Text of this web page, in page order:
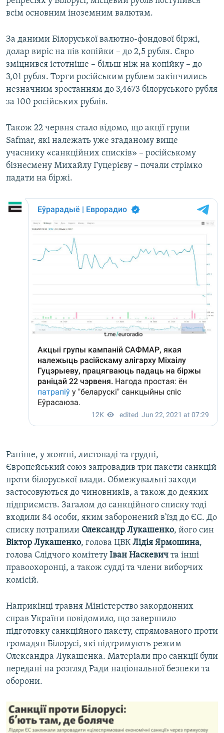
всім основним іноземним валютам.
За даними Білоруської валютно-фондової біржі,
долар виріс на пів копійки – до 2,5 рубля. Євро
зміцнився істотніше – більш ніж на копійку – до
3,01 рубля. Торги російським рублем закінчились
незначним зростанням до 3,4673 білоруського рубля
за 100 російських рублів.
Також 22 червня стало відомо, що акції групи
Safmar, які належать уже згаданому вище
учаснику «санкційних списків» – російському
бізнесмену Михайлу Гуцерієву – почали стрімко
падати на біржі.
Раніше, у жовтні, листопаді та грудні,
Європейський союз запровадив три пакети санкцій
проти білоруської влади. Обмежувальні заходи
застосовуються до чиновників, а також до деяких
підприємств. Загалом до санкційного списку тоді
входили 84 особи, яким заборонений в'їзд до ЄС. До
списку потрапили Олександр Лукашенко, його син
Віктор Лукашенко, голова ЦВКЛідія Ярмошина,
голова Слідчого комітету Іван Наскевич та інші
правоохоронці, а також судді та члени виборчих
комісій.
Наприкінці травня Міністерство закордонних
справ України повідомило, що завершило
підготовку санкційного пакету, спрямованого проти
громадян Білорусі, які підтримують режим
Олександра Лукашенка. Матеріали про санкції були
передані на розгляд Ради національної безпеки та
оборони.